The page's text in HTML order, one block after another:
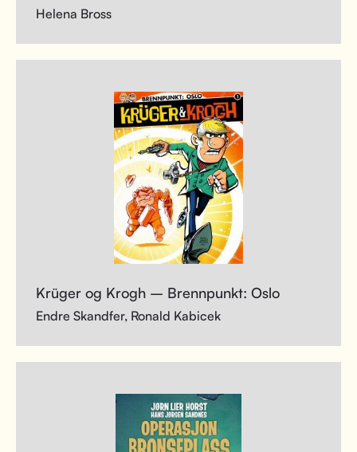
Helena Bross
Krüger og Krogh – Brennpunkt: Oslo
Endre Skandfer, Ronald Kabicek